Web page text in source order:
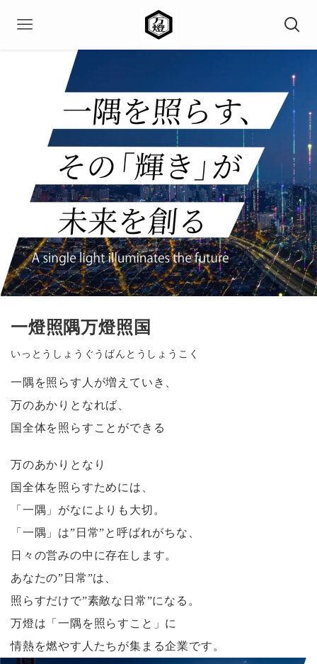
一燈照隅万燈照国
いっとうしょうぐうばんとうしょうこく
一隅を照らす人が増えていき、
万のあかりとなれば、
国全体を照らすことができる
万のあかりとなり
国全体を照らすためには、
「一隅」がなによりも大切。
「一隅」は”日常”と呼ばれがちな、
日々の営みの中に存在します。
あなたの”日常”は、
照らすだけで”素敵な日常”になる。
万燈は「一隅を照らすこと」に
情熱を燃やす人たちが集まる企業です。